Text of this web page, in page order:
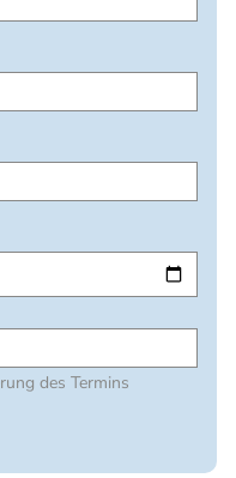
des Termins